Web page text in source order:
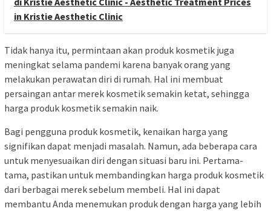
in Kristie Aesthetic Clinic
Tidak hanya itu, permintaan akan produk kosmetik juga
meningkat selama pandemi karena banyak orang yang
melakukan perawatan diri di rumah. Hal ini membuat
persaingan antar merek kosmetik semakin ketat, sehingga
harga produk kosmetik semakin naik.
Bagi pengguna produk kosmetik, kenaikan harga yang
signifikan dapat menjadi masalah. Namun, ada beberapa cara
untuk menyesuaikan diri dengan situasi baru ini. Pertama-
tama, pastikan untuk membandingkan harga produk kosmetik
dari berbagai merek sebelum membeli. Hal ini dapat
membantu Anda menemukan produk dengan harga yang lebih